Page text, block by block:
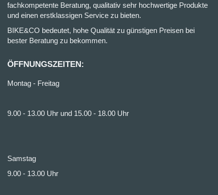
fachkompetente Beratung, qualitativ sehr hochwertige Produkte
und einen erstklassigen Service zu bieten.
BIKE&CO bedeutet, hohe Qualität zu günstigen Preisen bei
bester Beratung zu bekommen.
ÖFFNUNGSZEITEN:
Montag - Freitag
9.00 - 13.00 Uhr und 15.00 - 18.00 Uhr
Samstag
9.00 - 13.00 Uhr